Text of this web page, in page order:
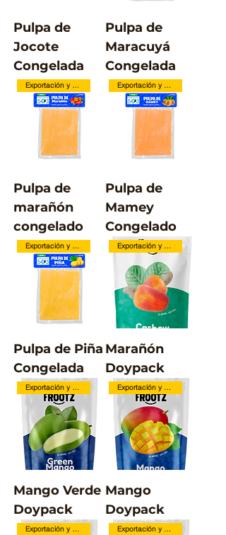
Pulpa de
Jocote
Congelada
Pulpa de
Maracuyá
Congelada
Exportación y Local
Pulpa de
marañón
congelado
Exportación y Local
Pulpa de
Mamey
Congelado
Exportación y Local
Pulpa de Piña
Congelada
Exportación y Local
Marañón
Doypack
Exportación y Local
Mango Verde
Doypack
Exportación y Local
Mango
Doypack
Exportación y Local Exportación y Local